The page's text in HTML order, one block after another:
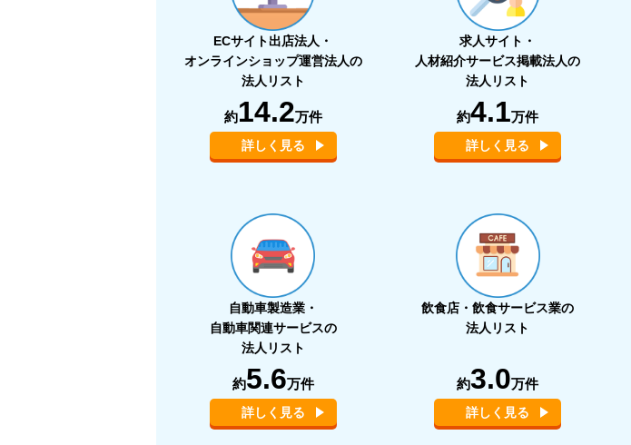
ECサイト出店法人・
オンラインショップ運営法人の
法人リスト
約14.2万件
詳しく見る
求人サイト・
人材紹介サービス掲載法人の
法人リスト
約4.1万件
詳しく見る
自動車製造業・
自動車関連サービスの
法人リスト
約5.6万件
詳しく見る
飲食店・飲食サービス業の
法人リスト
約3.0万件
詳しく見る